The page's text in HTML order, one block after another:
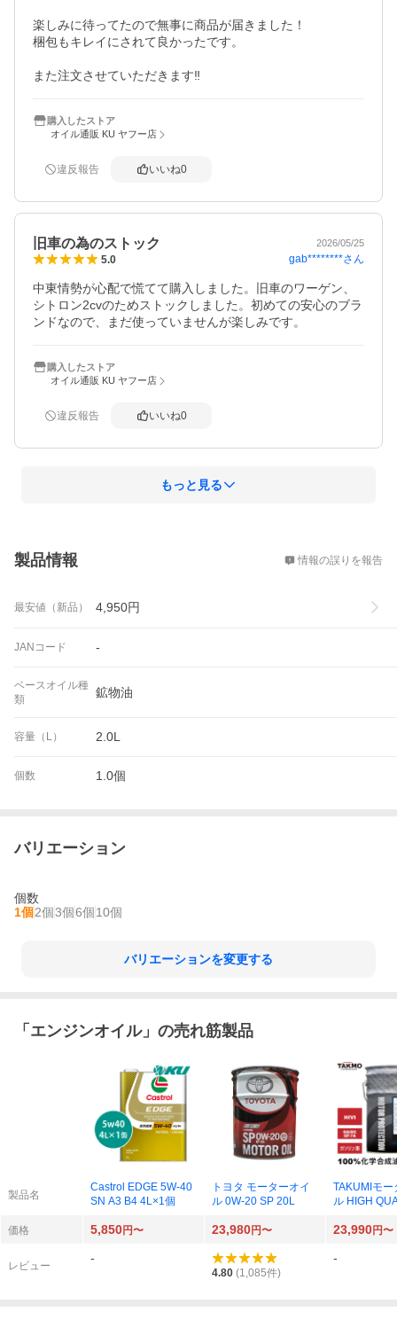
楽しみに待ってたので無事に商品が届きました！
梱包もキレイにされて良かったです。
また注文させていただきます‼️
購入したストア
オイル通販 KU ヤフー店
違反報告 いいね0
旧車の為のストック 2026/05/25
5.0 gab********さん
中東情勢が心配で慌てて購入しました。旧車のワーゲン、
シトロン2cvのためストックしました。初めての安心のブラ
ンドなので、まだ使っていませんが楽しみです。
購入したストア
オイル通販 KU ヤフー店
違反報告 いいね0
もっと見る
製品情報 情報の誤りを報告
最安値（新品） 4,950円
JANコード -
ベースオイル種
類
鉱物油
容量（L） 2.0L
個数 1.0個
バリエーション
個数
1個2個3個6個10個
バリエーションを変更する
「 エンジンオイル」の売れ筋製品
製品名
Castrol EDGE 5W-40
SN A3 B4 4L×1個
トヨタ モーターオイ
ル 0W-20 SP 20L
TAKUMIモー
ル HIGH
P RC GF-6A
価格 5,850円〜 23,980円〜 23,990円〜
レビュー
-
4.80 (1,085件)
-